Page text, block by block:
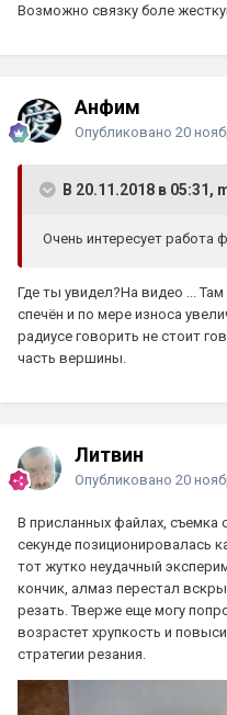
Возможно связку боле
Анфим
Опубликовано 20
В 20.11.2018 в 05:31,
Очень интересует работа
Где ты увидел?На видео ...
спечён и по мере износа
радиусе говорить не стоит
часть вершины.
Литвин
Опубликовано 20
В присланных файлах, съемка
секунде позиционировалась
тот жутко неудачный
кончик, алмаз перестал
резать. Тверже еще могу
возрастет хрупкость и
стратегии резания.